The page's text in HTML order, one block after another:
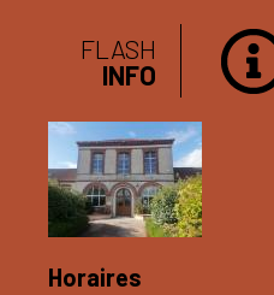
FLASH
INFO
Horaires